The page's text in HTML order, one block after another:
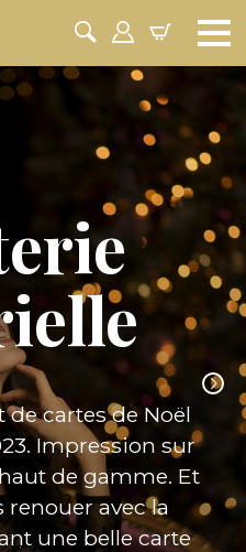
de cartes de Noël
Impression sur
de gamme. Et
avec la
une belle carte